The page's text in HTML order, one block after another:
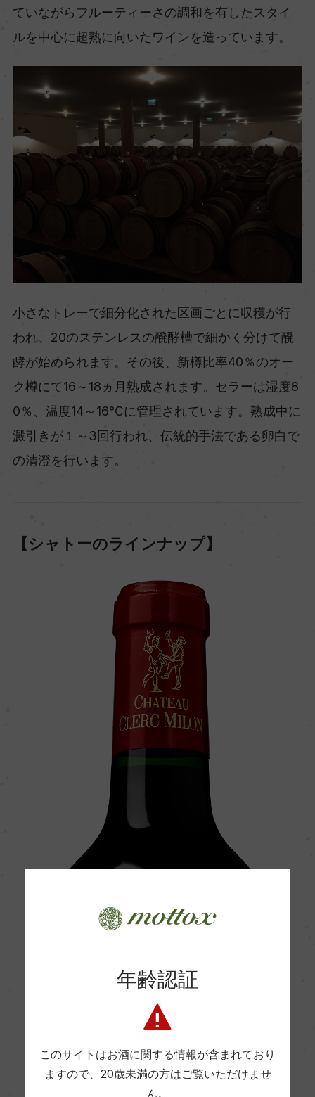
ていながらフルーティーさの調和を有したスタイ
ルを中心に超熟に向いたワインを造っています。
小さなトレーで細分化された区画ごとに収穫が行
われ、20のステンレスの醗酵槽で細かく分けて醗
酵が始められます。その後、新樽比率40％のオー
ク樽にて16～18ヵ月熟成されます。セラーは湿度8
0％、温度14～16℃に管理されています。熟成中に
澱引きが１～3回行われ、伝統的手法である卵白で
の清澄を行います。
【シャトーのラインナップ】
年齢認証
このサイトはお酒に関する情報が含まれており
ますので、 20歳未満の方はご覧いただけませ
ん。